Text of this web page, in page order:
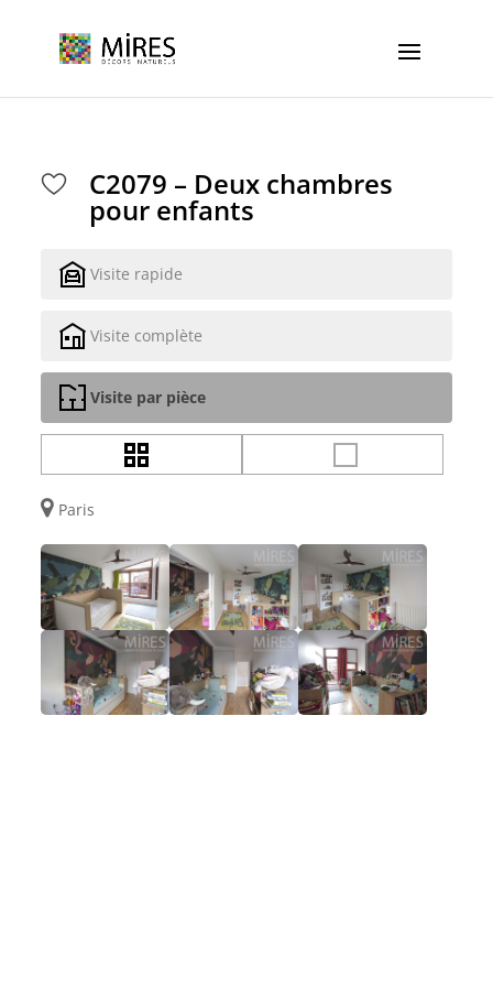
C2079 – Deux chambres
pour enfants
Visite rapide
Visite complète
Visite par pièce
Paris